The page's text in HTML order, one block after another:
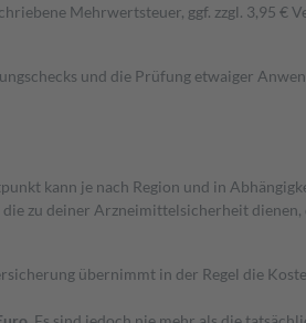
Mehrwertsteuer, ggf. zzgl. 3,95 €
und die Prüfung etwaiger
kann je nach Region und in
zu deiner Arzneimittelsicherheit
übernimmt in der Regel die